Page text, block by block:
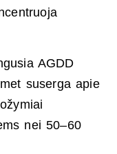
AGDD
suserga apie
nei 50–60